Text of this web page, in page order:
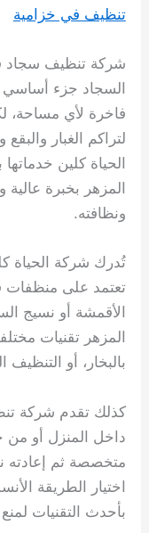
تنظيف في خزامية
شركة تنظيف سجاد
السجاد جزء
فاخرة لأي مساحة،
لتراكم الغبار
الحياة كلين
المزهر بخبرة
ونظافته.
تُدرك شركة الحياة
تعتمد على منظفات
الأقمشة أو نسيج
المزهر تقنيات
بالبخار، أو
كذلك تقدم شركة
داخل المنزل أو من
متخصصة ثم إعادته
اختيار الطريقة
بأحدث التقنيات